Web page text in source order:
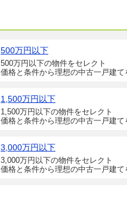
500万円以下
500万円以下の物件をセレクト
価格と条件から理想の中古一戸建て
1,500万円以下
1,500万円以下の物件をセレクト
価格と条件から理想の中古一戸建て
3,000万円以下
3,000万円以下の物件をセレクト
価格と条件から理想の中古一戸建て